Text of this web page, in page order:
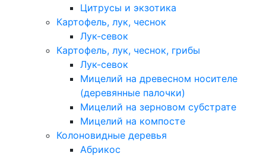
Цитрусы и экзотика
Картофель, лук, чеснок
Лук-севок
Картофель, лук, чеснок, грибы
Лук-севок
Мицелий на древесном носителе
(деревянные палочки)
Мицелий на зерновом субстрате
Мицелий на компосте
Колоновидные деревья
Абрикос